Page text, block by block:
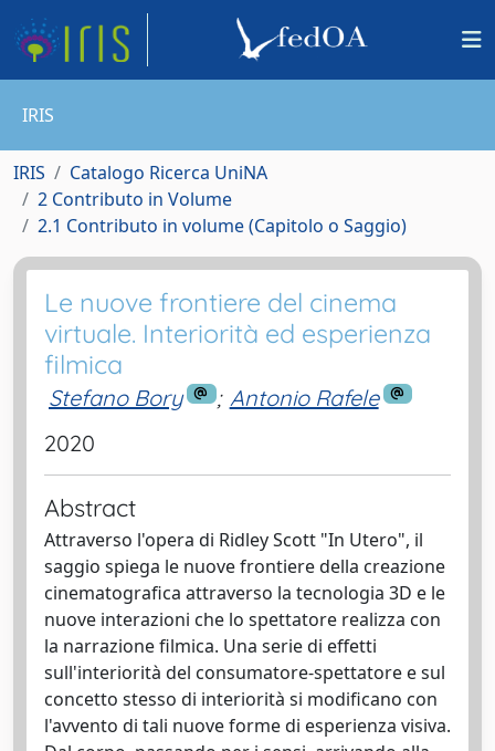
IRIS
IRIS
Catalogo Ricerca UniNA
2 Contributo in Volume
2.1 Contributo in volume (Capitolo o Saggio)
Le nuove frontiere del cinema
virtuale. Interiorità ed esperienza
filmica
Stefano Bory ; Antonio Rafele
2020
Abstract
Attraverso l'opera di Ridley Scott "In Utero", il
saggio spiega le nuove frontiere della creazione
cinematografica attraverso la tecnologia 3D e le
nuove interazioni che lo spettatore realizza con
la narrazione filmica. Una serie di effetti
sull'interiorità del consumatore-spettatore e sul
concetto stesso di interiorità si modificano con
l'avvento di tali nuove forme di esperienza visiva.